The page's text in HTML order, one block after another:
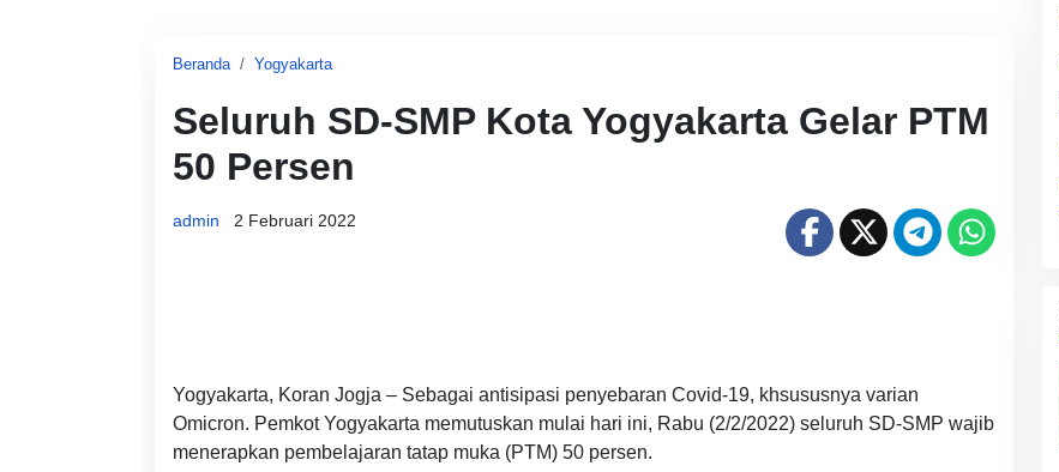
Beranda Yogyakarta
Seluruh SD-SMP Kota Yogyakarta Gelar PTM
50 Persen
admin 2 Februari 2022
Yogyakarta, Koran Jogja – Sebagai antisipasi penyebaran Covid-19, khsususnya varian
Omicron. Pemkot Yogyakarta memutuskan mulai hari ini, Rabu (2/2/2022) seluruh SD-SMP wajib
menerapkan pembelajaran tatap muka (PTM) 50 persen.